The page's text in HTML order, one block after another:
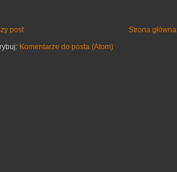
post
Strona główna
Komentarze do posta (Atom)